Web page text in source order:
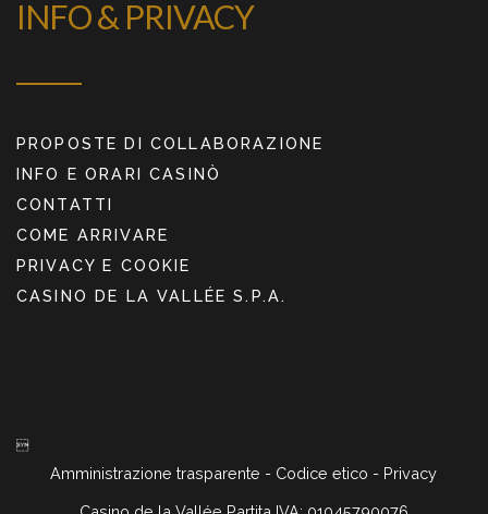
INFO & PRIVACY
PROPOSTE DI COLLABORAZIONE
INFO E ORARI CASINÒ
CONTATTI
COME ARRIVARE
PRIVACY E COOKIE
CASINO DE LA VALLÉE S.P.A.

Amministrazione trasparente - Codice etico - Privacy